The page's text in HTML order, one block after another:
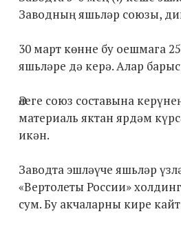
Заводның яшьләр союзы,
30 март көнне бу оешмага
яшьләре дә керә. Алар
Әлеге союз составына
материаль яктан ярдәм
икән.
Заводта эшләүче яшьләр
«Вертолеты России»
сум. Бу акчаларны кире